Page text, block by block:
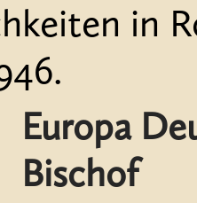
in
Europa
Bischof